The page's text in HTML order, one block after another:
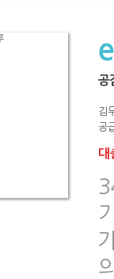
공
김
공
대